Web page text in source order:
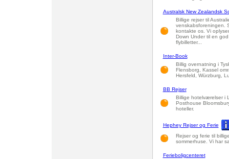
Australsk New Zealandsk
Billige rejser til
venskabsforeningen.
kontakte os. Vi
Down Under til en
flybilletter...
Inter-Book
Billig overnatning i
Flensborg, Kassel
Hersfeld, Würzburg,
BB Rejser
Billige hotelværelser i
Posthouse
hoteller.
Hephey Rejser og Ferie
Rejser og ferie til
sommerhuse. Vi har
Ferieboligcenteret